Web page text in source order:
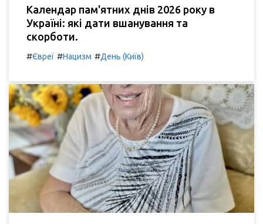
Календар пам'ятних днів 2026 року в
Україні: які дати вшанування та
скорботи.
#Євреї #Нацизм #День (Київ)